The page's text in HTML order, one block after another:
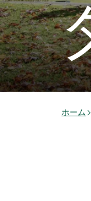
ホーム